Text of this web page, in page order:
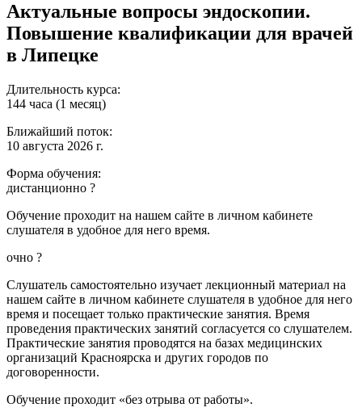
Актуальные вопросы эндоскопии.
Повышение квалификации для врачей
в Липецке
Длительность курса:
144 часа (1 месяц)
Ближайший поток:
10 августа 2026 г.
Форма обучения:
дистанционно ?
Обучение проходит на нашем сайте в личном кабинете
слушателя в удобное для него время.
очно ?
Слушатель самостоятельно изучает лекционный материал на
нашем сайте в личном кабинете слушателя в удобное для него
время и посещает только практические занятия. Время
проведения практических занятий согласуется со слушателем.
Практические занятия проводятся на базах медицинских
организаций Красноярска и других городов по
договоренности.
Обучение проходит «без отрыва от работы».